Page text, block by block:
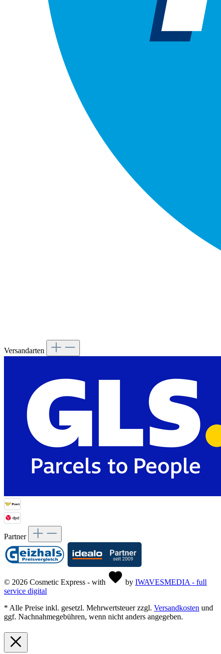
Versandarten
Partner
© 2026 Cosmetic Express - with by IWAVESMEDIA - full
service digital
* Alle Preise inkl. gesetzl. Mehrwertsteuer zzgl. Versandkosten und
ggf. Nachnahmegebühren, wenn nicht anders angegeben.